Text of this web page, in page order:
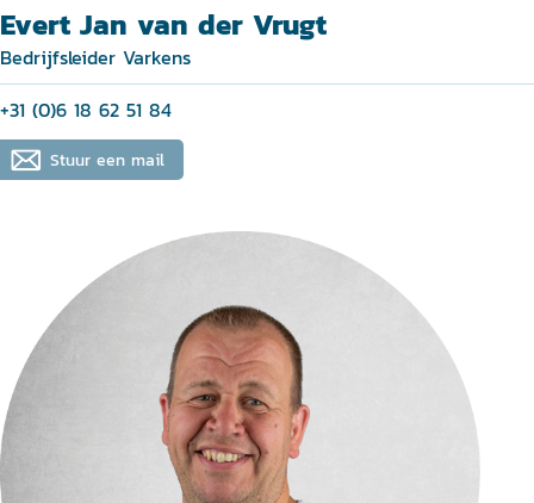
Evert Jan van der Vrugt
Bedrijfsleider Varkens
+31 (0)6 18 62 51 84
Stuur een mail